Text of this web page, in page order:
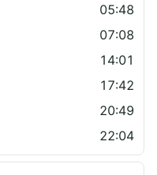
05:48
07:08
14:01
17:42
20:49
22:04